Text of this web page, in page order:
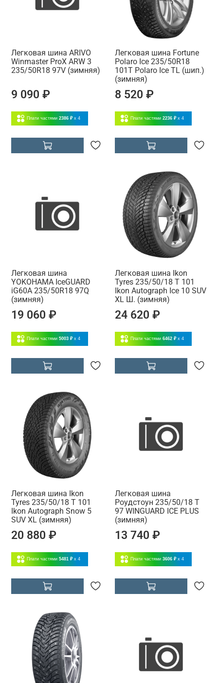
Легковая шина ARIVO
Winmaster ProX ARW 3
235/50R18 97V (зимняя)
9 090 ₽
Плати частями 2386 ₽ x 4
Легковая шина Fortune
Polaro Ice 235/50R18
101T Polaro Ice TL (шип.)
(зимняя)
8 520 ₽
Плати частями 2236 ₽ x 4
Легковая шина
YOKOHAMA IceGUARD
iG60A 235/50R18 97Q
(зимняя)
19 060 ₽
Плати частями 5003 ₽ x 4
Легковая шина Ikon
Tyres 235/50/18 T 101
Ikon Autograph Ice 10 SUV
XL Ш. (зимняя)
24 620 ₽
Плати частями 6462 ₽ x 4
Легковая шина Ikon
Tyres 235/50/18 T 101
Ikon Autograph Snow 5
SUV XL (зимняя)
20 880 ₽
Плати частями 5481 ₽ x 4
Легковая шина
Роудстоун 235/50/18 T
97 WINGUARD ICE PLUS
(зимняя)
13 740 ₽
Плати частями 3606 ₽ x 4